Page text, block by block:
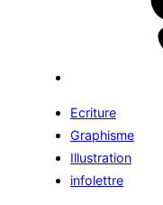
Ecriture
Graphisme
Illustration
infolettre